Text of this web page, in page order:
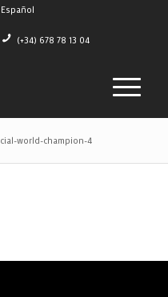
Español
(+34) 678 78 13 04
world-champion-4